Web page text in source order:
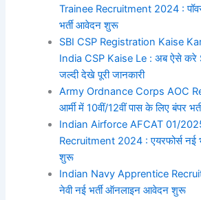
Trainee Recruitment 2024 :
भर्ती आवेदन शुरू
SBI CSP Registration Kaise
India CSP Kaise Le : अब ऐसे करे
जल्दी देखे पूरी जानकारी
Army Ordnance Corps AOC
आर्मी में 10वीं/12वीं पास के लिए बंपर
Indian Airforce AFCAT 01/
Recruitment 2024 : एयरफोर्स नई
शुरू
Indian Navy Apprentice
नेवी नई भर्ती ऑनलाइन आवेदन शुरू